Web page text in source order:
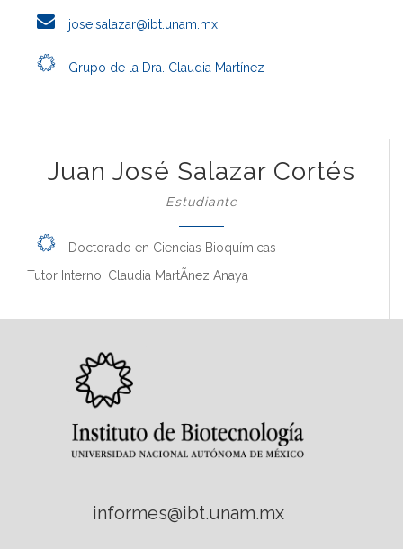
jose.salazar@ibt.unam.mx
Grupo de la Dra. Claudia Martínez
Juan José Salazar Cortés
Estudiante
Doctorado en Ciencias Bioquímicas
Tutor Interno: Claudia MartÃ­nez Anaya
informes@ibt.unam.mx